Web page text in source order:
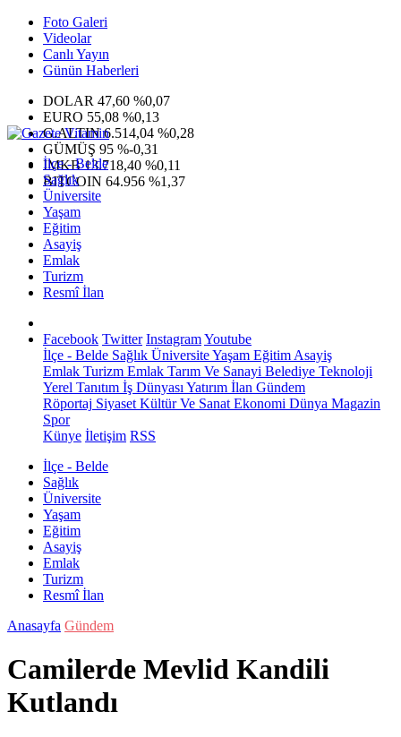
Foto Galeri
Videolar
Canlı Yayın
Günün Haberleri
DOLAR 47,60 %0,07
EURO 55,08 %0,13
G.ALTIN6.514,04 %0,28
GÜMÜŞ 95 %-0,31
IMKB13.718,40 %0,11
BITCOIN 64.956 %1,37
İlçe - Belde
Sağlık
Üniversite
Yaşam
Eğitim
Asayiş
Emlak
Turizm
Resmî İlan
Facebook Twitter InstagramYoutube
İlçe - Belde Sağlık ÜniversiteYaşam Eğitim Asayiş
Emlak Turizm Emlak Tarım Ve Sanayi Belediye Teknoloji
Yerel Tanıtım İş Dünyası Yatırım İlan Gündem
Röportaj Siyaset Kültür Ve Sanat Ekonomi Dünya Magazin
Spor
Künye İletişim RSS
İlçe - Belde
Sağlık
Üniversite
Yaşam
Eğitim
Asayiş
Emlak
Turizm
Resmî İlan
Anasayfa Gündem
Camilerde Mevlid Kandili
Kutlandı